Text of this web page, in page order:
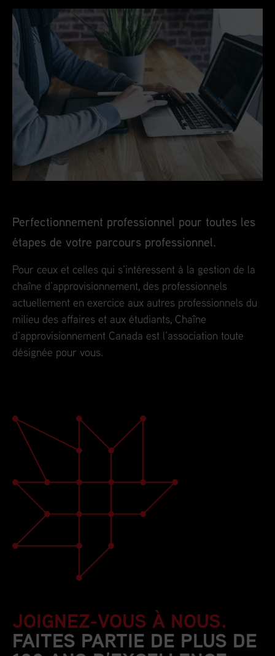
Perfectionnement professionnel pour toutes les
étapes de votre parcours professionnel.
Pour ceux et celles qui s’intéressent à la gestion de la
chaîne d’approvisionnement, des professionnels
actuellement en exercice aux autres professionnels du
milieu des affaires et aux étudiants, Chaîne
d’approvisionnement Canada est l’association toute
désignée pour vous.
JOIGNEZ-VOUS À NOUS.
FAITES PARTIE DE PLUS DE